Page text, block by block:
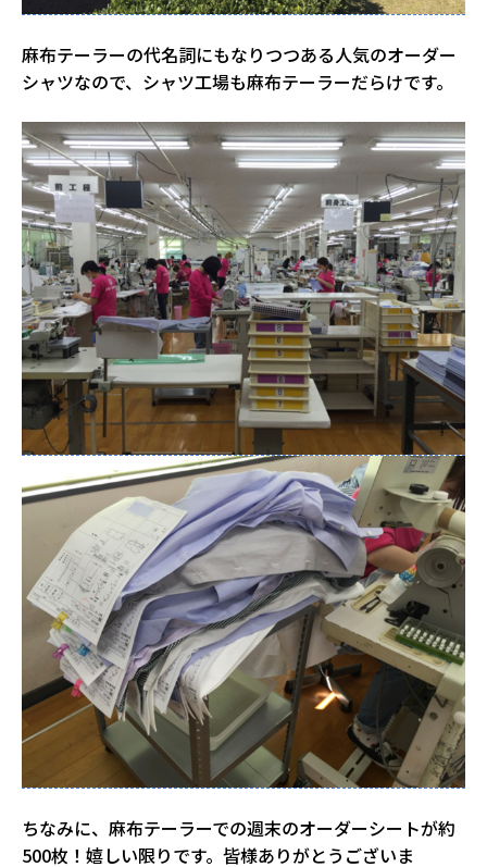
麻布テーラーの代名詞にもなりつつある人気のオーダー
シャツなので、シャツ工場も麻布テーラーだらけです。
ちなみに、麻布テーラーでの週末のオーダーシートが約
500枚！嬉しい限りです。皆様ありがとうございま